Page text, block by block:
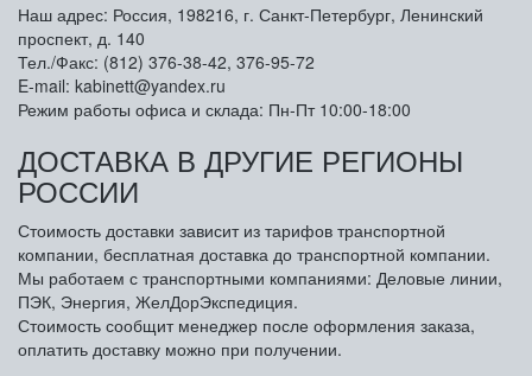
Наш адрес: Россия, 198216, г. Санкт-Петербург, Ленинский
проспект, д. 140
Тел./Факс: (812) 376-38-42, 376-95-72
E-mail: kabinett@yandex.ru
Режим работы офиса и склада: Пн-Пт 10:00-18:00
ДОСТАВКА В ДРУГИЕ РЕГИОНЫ
РОССИИ
Стоимость доставки зависит из тарифов транспортной
компании, бесплатная доставка до транспортной компании.
Мы работаем с транспортными компаниями: Деловые линии,
ПЭК, Энергия, ЖелДорЭкспедиция.
Стоимость сообщит менеджер после оформления заказа,
оплатить доставку можно при получении.